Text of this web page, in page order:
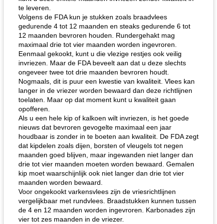
gemakkelijke rijst en hamburger een gerecht diner
te leveren.
Volgens de FDA kun je stukken zoals braadvlees
gedurende 4 tot 12 maanden en steaks gedurende 6 tot
12 maanden bevroren houden. Rundergehakt mag
maximaal drie tot vier maanden worden ingevroren.
Eenmaal gekookt, kunt u die vlezige restjes ook veilig
invriezen. Maar de FDA beveelt aan dat u deze slechts
ongeveer twee tot drie maanden bevroren houdt.
Nogmaals, dit is puur een kwestie van kwaliteit. Vlees kan
langer in de vriezer worden bewaard dan deze richtlijnen
toelaten. Maar op dat moment kunt u kwaliteit gaan
opofferen.
Als u een hele kip of kalkoen wilt invriezen, is het goede
nieuws dat bevroren gevogelte maximaal een jaar
houdbaar is zonder in te boeten aan kwaliteit. De FDA zegt
dat kipdelen zoals dijen, borsten of vleugels tot negen
maanden goed blijven, maar ingewanden niet langer dan
drie tot vier maanden moeten worden bewaard. Gemalen
kip moet waarschijnlijk ook niet langer dan drie tot vier
maanden worden bewaard.
Voor ongekookt varkensvlees zijn de vriesrichtlijnen
vergelijkbaar met rundvlees. Braadstukken kunnen tussen
de 4 en 12 maanden worden ingevroren. Karbonades zijn
vier tot zes maanden in de vriezer.